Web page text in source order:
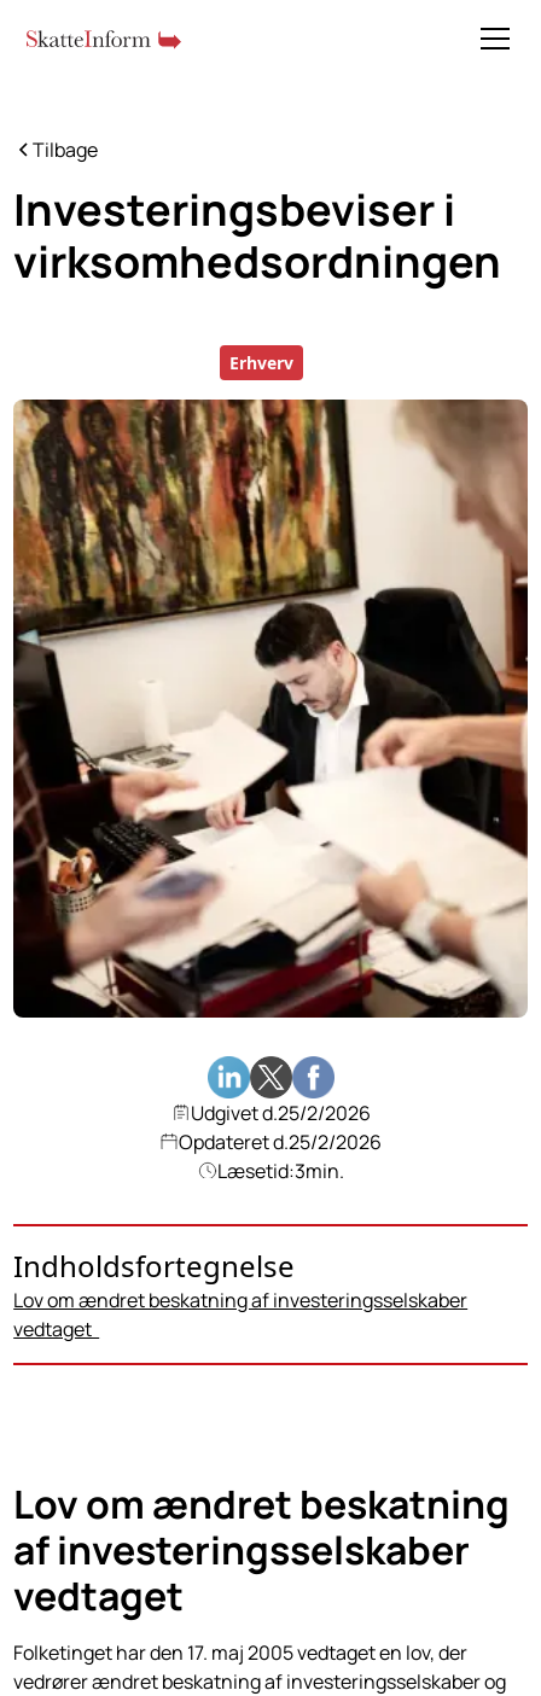
Tilbage
Investeringsbeviser i
virksomhedsordningen
Erhverv
Udgivet d.25/2/2026
Opdateret d.25/2/2026
Læsetid:3min.
Indholdsfortegnelse
Lov om ændret beskatning af investeringsselskaber
vedtaget
Lov om ændret beskatning
af investeringsselskaber
vedtaget
Folketinget har den 17. maj 2005 vedtaget en lov, der
vedrører ændret beskatning af investeringsselskaber og